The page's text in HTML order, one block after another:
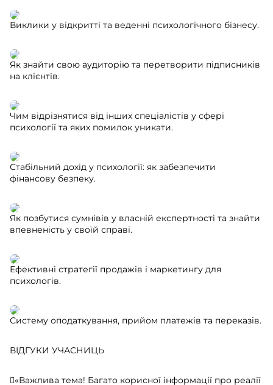
Виклики у відкритті та веденні психологічного бізнесу.
Як знайти свою аудиторію та перетворити підписників
на клієнтів.
Чим відрізнятися від інших спеціалістів у сфері
психології та яких помилок уникати.
Стабільний дохід у психології: як забезпечити
фінансову безпеку.
Як позбутися сумнівів у власній експертності та знайти
впевненість у своїй справі.
Ефективні стратегії продажів і маркетингу для
психологів.
Систему оподаткування, прийом платежів та переказів.
ВІДГУКИ УЧАСНИЦЬ
«Важлива тема! Багато корисної інформації про реалії